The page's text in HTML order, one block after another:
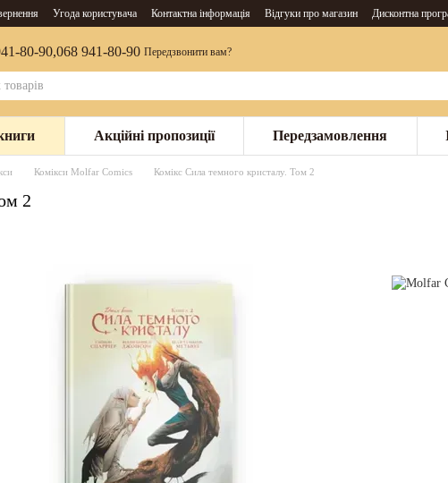
Угода користувача Контактна інформація Відгуки про магазин Дисконтна
80-90,068 941-80-90 Передзвонити вам?
Акційні пропозиції Передзамовлення
Комікси Molfar Comics Комікс Сила темного кристалу. Том 2
2